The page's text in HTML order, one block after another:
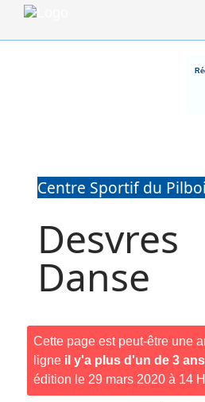
Centre Sportif du
Desvres
Danse
Cette page est peut-être une
ligne il y'a plus d'un de 3 ans
édition le 29 mars 2020 à 14